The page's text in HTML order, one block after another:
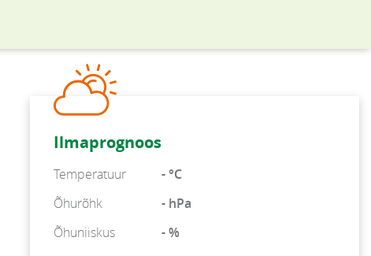
Ilmaprognoos
Temperatuur
- °C
Õhurõhk
- hPa
Õhuniiskus
- %